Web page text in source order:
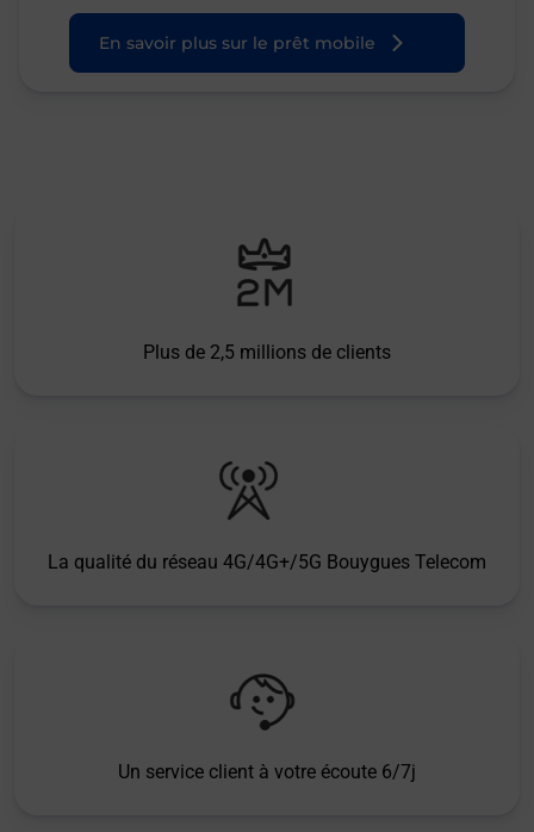
En savoir plus sur le prêt mobile
Plus de 2,5 millions de clients
La qualité du réseau 4G/4G+/5G Bouygues Telecom
Un service client à votre écoute 6/7j